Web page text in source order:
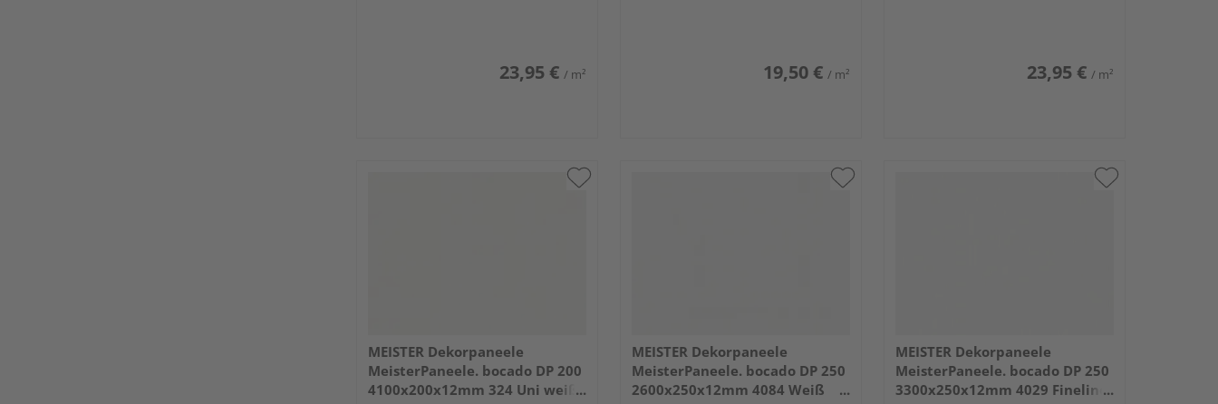
23,95 € / m² 19,50 € / m² 23,95 € / m²
MEISTER Dekorpaneele
MeisterPaneele. bocado DP 200
4100x200x12mm 324 Uni weiß
MEISTER Dekorpaneele
MeisterPaneele. bocado DP 250
2600x250x12mm 4084 Weiß
MEISTER Dekorpaneele
MeisterPaneele. bocado DP 250
3300x250x12mm 4029 Fineline